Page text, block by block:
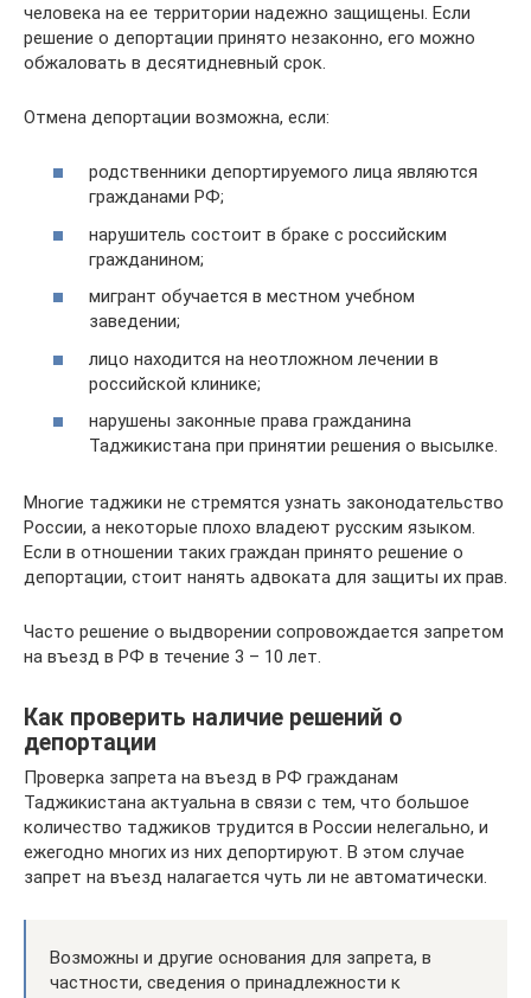
человека на ее территории надежно защищены. Если
решение о депортации принято незаконно, его можно
обжаловать в десятидневный срок.
Отмена депортации возможна, если:
родственники депортируемого лица являются
гражданами РФ;
нарушитель состоит в браке с российским
гражданином;
мигрант обучается в местном учебном
заведении;
лицо находится на неотложном лечении в
российской клинике;
нарушены законные права гражданина
Таджикистана при принятии решения о высылке.
Многие таджики не стремятся узнать законодательство
России, а некоторые плохо владеют русским языком.
Если в отношении таких граждан принято решение о
депортации, стоит нанять адвоката для защиты их прав.
Часто решение о выдворении сопровождается запретом
на въезд в РФ в течение 3 – 10 лет.
Как проверить наличие решений о
депортации
Проверка запрета на въезд в РФ гражданам
Таджикистана актуальна в связи с тем, что большое
количество таджиков трудится в России нелегально, и
ежегодно многих из них депортируют. В этом случае
запрет на въезд налагается чуть ли не автоматически.
Возможны и другие основания для запрета, в
частности, сведения о принадлежности к